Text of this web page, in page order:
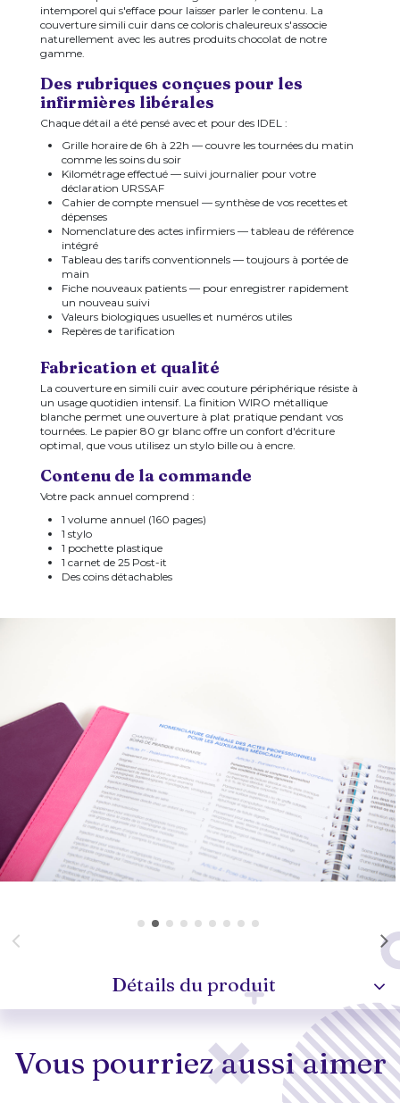
intemporel qui s'efface pour laisser parler le contenu. La
couverture simili cuir dans ce coloris chaleureux s'associe
naturellement avec les autres produits chocolat de notre
gamme.
Des rubriques conçues pour les
infirmières libérales
Chaque détail a été pensé avec et pour des IDEL :
Grille horaire de 6h à 22h — couvre les tournées du matin
comme les soins du soir
Kilométrage effectué — suivi journalier pour votre
déclaration URSSAF
Cahier de compte mensuel — synthèse de vos recettes et
dépenses
Nomenclature des actes infirmiers — tableau de référence
intégré
Tableau des tarifs conventionnels — toujours à portée de
main
Fiche nouveaux patients — pour enregistrer rapidement
un nouveau suivi
Valeurs biologiques usuelles et numéros utiles
Repères de tarification
Fabrication et qualité
La couverture en simili cuir avec couture périphérique résiste à
un usage quotidien intensif. La finition WIRO métallique
blanche permet une ouverture à plat pratique pendant vos
tournées. Le papier 80 gr blanc offre un confort d'écriture
optimal, que vous utilisez un stylo bille ou à encre.
Contenu de la commande
Votre pack annuel comprend :
1 volume annuel (160 pages)
1 stylo
1 pochette plastique
1 carnet de 25 Post-it
Des coins détachables
Détails du produit
Vous pourriez aussi aimer